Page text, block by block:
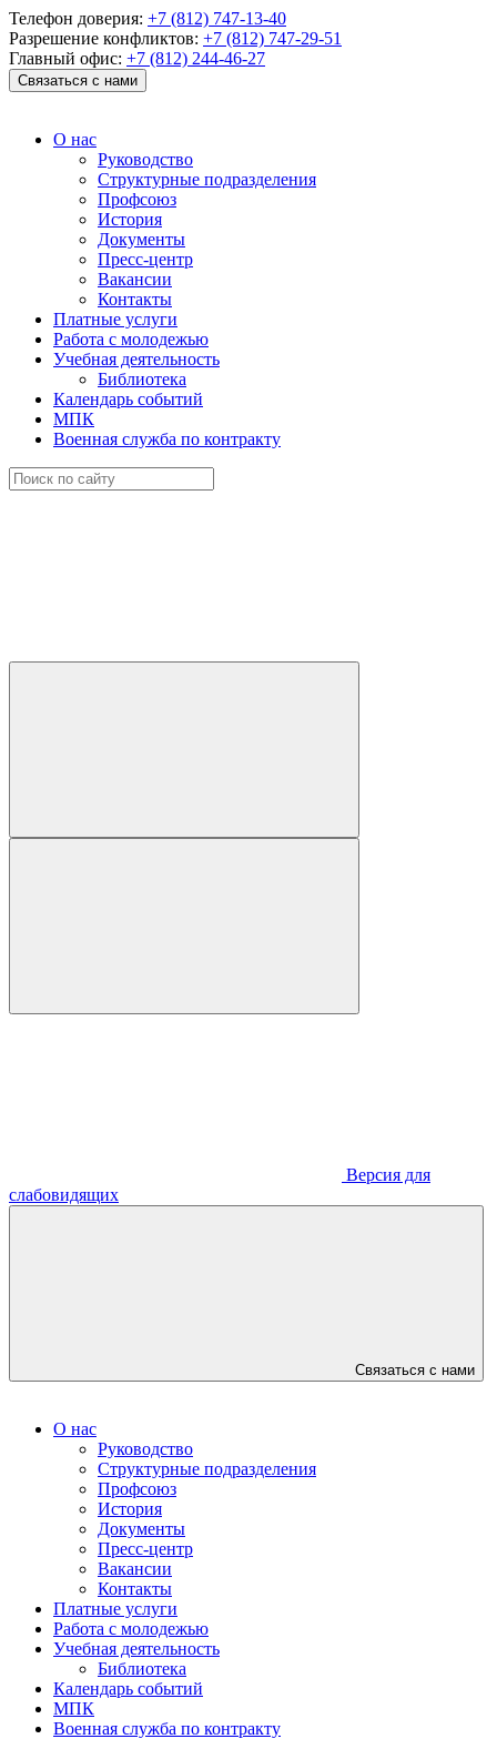
Телефон доверия: +7 (812) 747-13-40
Разрешение конфликтов: +7 (812) 747-29-51
Главный офис: +7 (812) 244-46-27
Связаться с нами
О нас
Руководство
Структурные подразделения
Профсоюз
История
Документы
Пресс-центр
Вакансии
Контакты
Платные услуги
Работа с молодежью
Учебная деятельность
Библиотека
Календарь событий
МПК
Военная служба по контракту
Версия для
слабовидящих
Связаться с нами
О нас
Руководство
Структурные подразделения
Профсоюз
История
Документы
Пресс-центр
Вакансии
Контакты
Платные услуги
Работа с молодежью
Учебная деятельность
Библиотека
Календарь событий
МПК
Военная служба по контракту